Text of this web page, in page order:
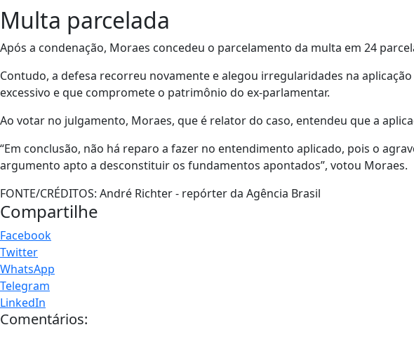
Multa parcelada
Após a condenação, Moraes concedeu o parcelamento da multa em 24
Contudo, a defesa recorreu novamente e alegou irregularidades na
excessivo e que compromete o patrimônio do ex-parlamentar.
Ao votar no julgamento, Moraes, que é relator do caso, entendeu que a
“Em conclusão, não há reparo a fazer no entendimento aplicado, pois o
argumento apto a desconstituir os fundamentos apontados”, votou Moraes.
FONTE/CRÉDITOS: André Richter - repórter da Agência Brasil
Compartilhe
Facebook
Twitter
WhatsApp
Telegram
LinkedIn
Comentários: